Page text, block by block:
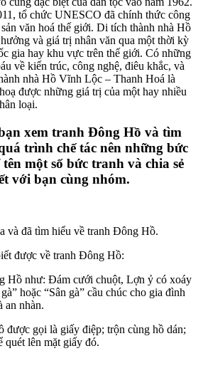
tổ chức UNESCO đã chính thức công
văn hoá thế giới. Di tích thành nhà Hồ
và giá trị nhân văn qua một thời kỳ
gia hay khu vực trên thế giới. Có những
về kiến trúc, công nghệ, điêu khắc, và
nhà Hồ Vĩnh Lộc – Thanh Hoá là
được những giá trị của một hay nhiều
loại.
xem tranh Đông Hồ và tìm
trình chế tác nên những bức
một số bức tranh và chia sẻ
với bạn cùng nhóm.
và đã tìm hiểu về tranh Đông Hồ.
được về tranh Đông Hồ:
Hồ như: Đám cưới chuột, Lợn ỷ có xoáy
hoặc “Sân gà” cầu chúc cho gia đình
an nhàn.
gọi là giấy điệp; trộn cùng hồ dán;
quét lên mặt giấy đó.